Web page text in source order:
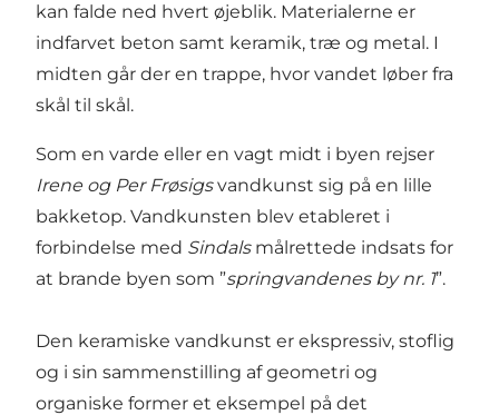
kan falde ned hvert øjeblik. Materialerne er
indfarvet beton samt keramik, træ og metal. I
midten går der en trappe, hvor vandet løber fra
skål til skål.
Som en varde eller en vagt midt i byen rejser
Irene og Per Frøsigsvandkunst sig på en lille
bakketop. Vandkunsten blev etableret i
forbindelse med Sindalsmålrettede indsats for
at brande byen som ”springvandenes by nr. 1”.
Den keramiske vandkunst er ekspressiv, stoflig
og i sin sammenstilling af geometri og
organiske former et eksempel på det